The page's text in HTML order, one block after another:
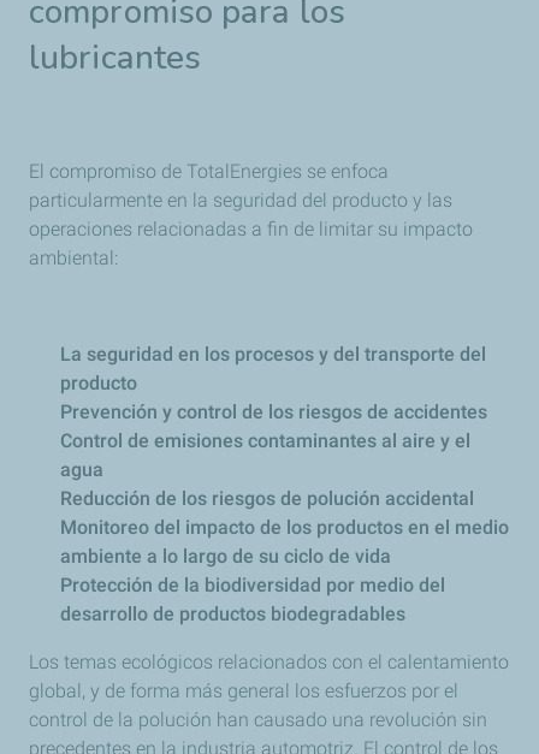
compromiso para los
lubricantes
El compromiso de TotalEnergies se enfoca
particularmente en la seguridad del producto y las
operaciones relacionadas a fin de limitar su impacto
ambiental:
La seguridad en los procesos y del transporte del
producto
Prevención y control de los riesgos de accidentes
Control de emisiones contaminantes al aire y el
agua
Reducción de los riesgos de polución accidental
Monitoreo del impacto de los productos en el medio
ambiente a lo largo de su ciclo de vida
Protección de la biodiversidad por medio del
desarrollo de productos biodegradables
Los temas ecológicos relacionados con el calentamiento
global, y de forma más general los esfuerzos por el
control de la polución han causado una revolución sin
precedentes en la industria automotriz. El control de los